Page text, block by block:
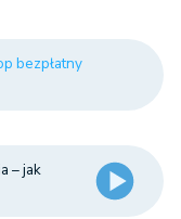
bezpłatny
– jak